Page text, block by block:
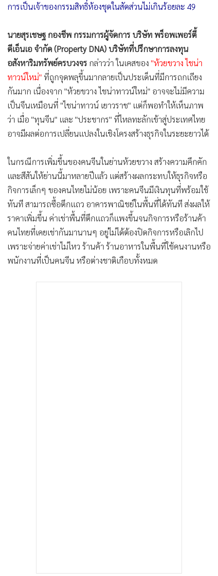
• กองทุนรวม
• Factcheck
• ญี่ปุ่น
• News1
• Gotomanager
การเป็นเจ้าของกรรมสิทธิ์ห้องชุดในสัดส่วนไม่เกินร้อยละ 49
นายสุรเชษฐ กองชีพ กรรมการผู้จัดการ บริษัท พร็อพเพอร์ตี้
ดีเอ็นเอ จำกัด (Property DNA) บริษัทที่ปรึกษาการลงทุน
อสังหาริมทรัพย์ครบวงจร กล่าวว่า ในเคสของ "ห้วยขวาง ไชน่า
ทาวน์ใหม่" ที่ถูกจุดพลุขึ้นมากลายเป็นประเด็นที่มีการถกเถียง
กันมาก เนื่องจาก "ห้วยขวาง ไชน่าทาวน์ใหม่" อาจจะไม่มีความ
เป็นจีนเหมือนที่ "ไชน่าทาวน์ เยาวราช" แต่ก็พอทำให้เห็นภาพ
ว่า เมื่อ "ทุนจีน" และ "ประชากร" ที่ไหลทะลักเข้าสู่ประเทศไทย
อาจมีผลต่อการเปลี่ยนแปลงในเชิงโครงสร้างธุรกิจในระยะยาวได้
ในกรณีการเพิ่มขึ้นของคนจีนในย่านห้วยขวาง สร้างความคึกคัก
และสีสันให้ย่านนี้มาหลายปีแล้ว แต่สร้างผลกระทบให้ธุรกิจหรือ
กิจการเล็กๆ ของคนไทยไม่น้อย เพราะคนจีนมีเงินทุนที่พร้อมใช้
ทันที สามารถซื้อตึกแถว อาคารพาณิชย์ในพื้นที่ได้ทันที ส่งผลให้
ราคาเพิ่มขึ้น ค่าเช่าพื้นที่ตึกแถวก็แพงขึ้นจนกิจการหรือร้านค้า
คนไทยที่เคยเช่ากันมานานๆ อยู่ไม่ได้ต้องปิดกิจการหรือเลิกไป
เพราะจ่ายค่าเช่าไม่ไหว ร้านค้า ร้านอาหารในพื้นที่ใช้คนงานหรือ
พนักงานที่เป็นคนจีน หรือต่างชาติเกือบทั้งหมด